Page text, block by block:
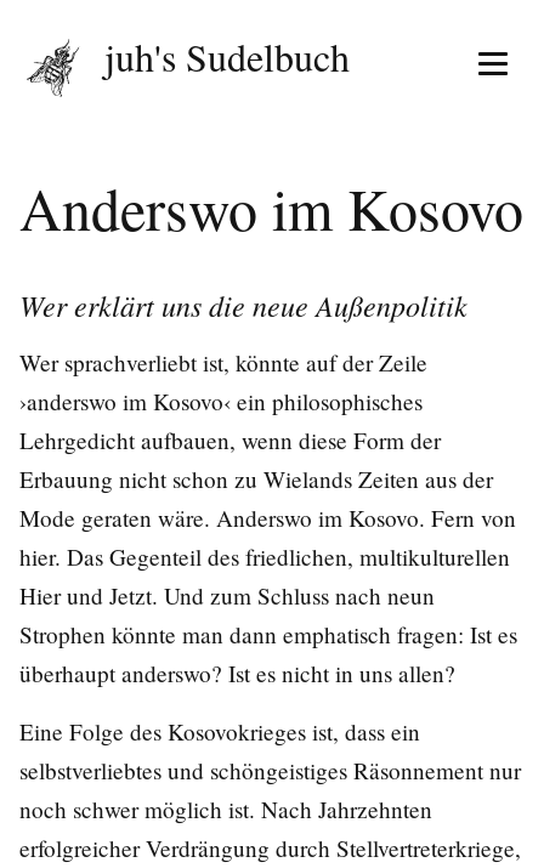
Menü
juh's Sudelbuch
Anderswo im Kosovo
Wer erklärt uns die neue Außenpolitik
Wer sprachverliebt ist, könnte auf der Zeile
›anderswo im Kosovo‹ ein philosophisches
Lehrgedicht aufbauen, wenn diese Form der
Erbauung nicht schon zu Wielands Zeiten aus der
Mode geraten wäre. Anderswo im Kosovo. Fern von
hier. Das Gegenteil des friedlichen, multikulturellen
Hier und Jetzt. Und zum Schluss nach neun
Strophen könnte man dann emphatisch fragen: Ist es
überhaupt anderswo? Ist es nicht in uns allen?
Eine Folge des Kosovokrieges ist, dass ein
selbstverliebtes und schöngeistiges Räsonnement nur
noch schwer möglich ist. Nach Jahrzehnten
erfolgreicher Verdrängung durch Stellvertreterkriege,